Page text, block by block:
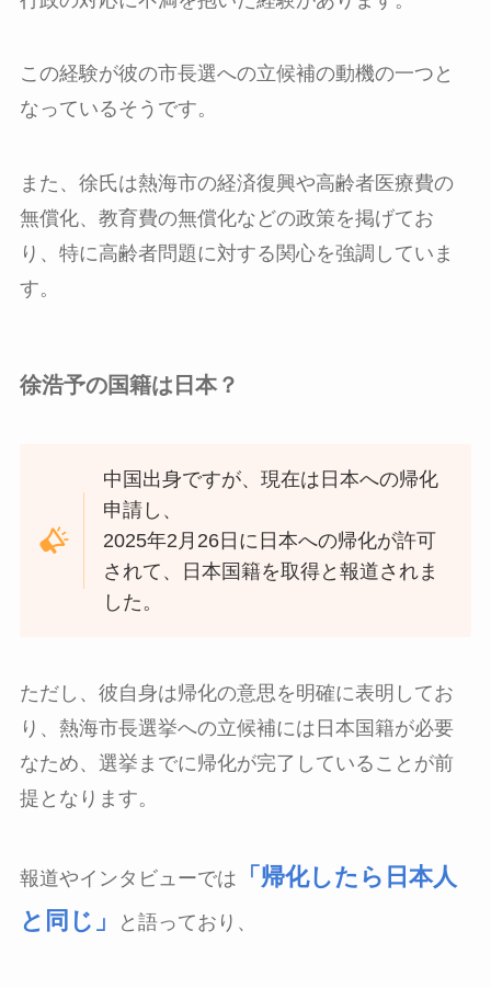
この経験が彼の市長選への立候補の動機の一つと
なっているそうです。
また、徐氏は熱海市の経済復興や高齢者医療費の
無償化、教育費の無償化などの政策を掲げてお
り、特に高齢者問題に対する関心を強調していま
す。
徐浩予の国籍は日本？
中国出身ですが、現在は日本への帰化
申請し、
2025年2月26日に日本への帰化が許可
されて、日本国籍を取得と報道されま
した。
ただし、彼自身は帰化の意思を明確に表明してお
り、熱海市長選挙への立候補には日本国籍が必要
なため、選挙までに帰化が完了していることが前
提となります。
報道やインタビューでは
「帰化したら日本人
と同じ」
と語っており、